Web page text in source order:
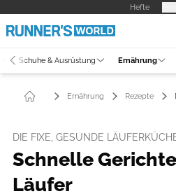
Hefte
Schuhe & Ausrüstung Ernährung
Ernährung Rezepte
DIE FIXE, GESUNDE
Schnelle
Läufer